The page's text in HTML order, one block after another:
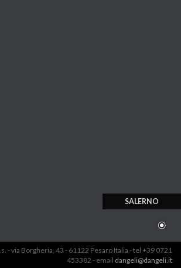
SALERNO
- via Borgheria, 43 - 61122 Pesaro Italia - tel +39 0721
453382 - email dangeli@dangeli.it